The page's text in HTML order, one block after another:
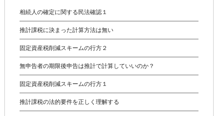
相続人の確定に関する民法確認１
推計課税に決まった計算方法は無い
固定資産税削減スキームの行方２
無申告者の期限後申告は推計で計算していいのか？
固定資産税削減スキームの行方１
推計課税の法的要件を正しく理解する